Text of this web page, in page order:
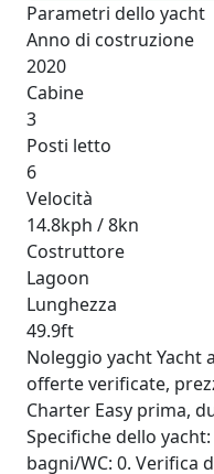
Parametri dello yacht
Anno di costruzione
2020
Cabine
3
Posti letto
6
Velocità
14.8kph / 8kn
Costruttore
Lagoon
Lunghezza
49.9ft
Noleggio yacht Yacht
offerte verificate,
Charter Easy prima,
Specifiche dello
bagni/WC: 0. Verifica